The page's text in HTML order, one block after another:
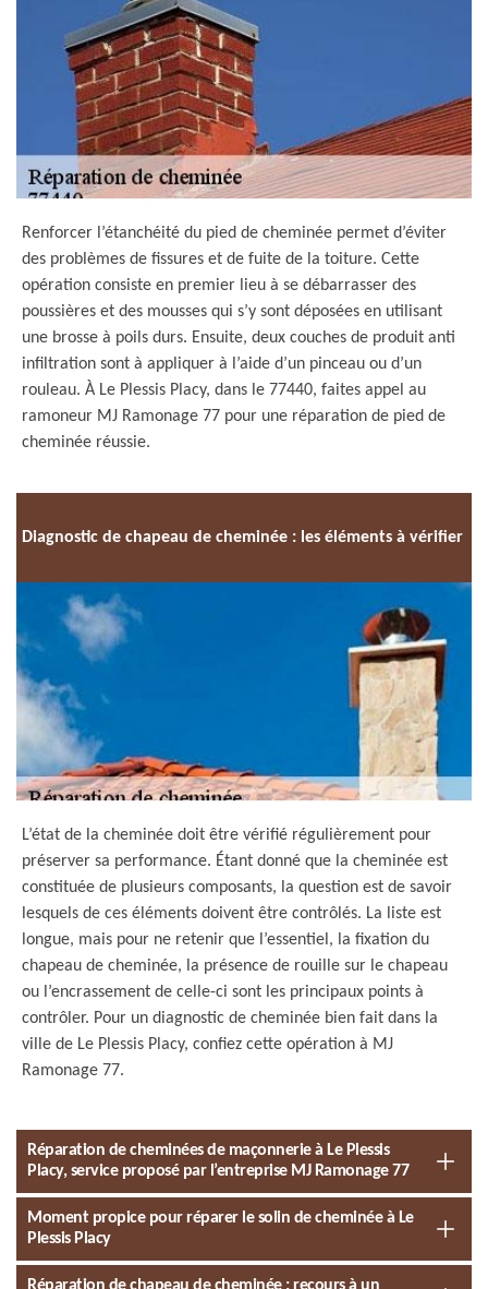
Renforcer l’étanchéité du pied de cheminée permet d’éviter
des problèmes de fissures et de fuite de la toiture. Cette
opération consiste en premier lieu à se débarrasser des
poussières et des mousses qui s’y sont déposées en utilisant
une brosse à poils durs. Ensuite, deux couches de produit anti
infiltration sont à appliquer à l’aide d’un pinceau ou d’un
rouleau. À Le Plessis Placy, dans le 77440, faites appel au
ramoneur MJ Ramonage 77 pour une réparation de pied de
cheminée réussie.
Diagnostic de chapeau de cheminée : les éléments à vérifier
L’état de la cheminée doit être vérifié régulièrement pour
préserver sa performance. Étant donné que la cheminée est
constituée de plusieurs composants, la question est de savoir
lesquels de ces éléments doivent être contrôlés. La liste est
longue, mais pour ne retenir que l’essentiel, la fixation du
chapeau de cheminée, la présence de rouille sur le chapeau
ou l’encrassement de celle-ci sont les principaux points à
contrôler. Pour un diagnostic de cheminée bien fait dans la
ville de Le Plessis Placy, confiez cette opération à MJ
Ramonage 77.
Réparation de cheminées de maçonnerie à Le Plessis
Placy, service proposé par l’entreprise MJ Ramonage 77
Moment propice pour réparer le solin de cheminée à Le
Plessis Placy